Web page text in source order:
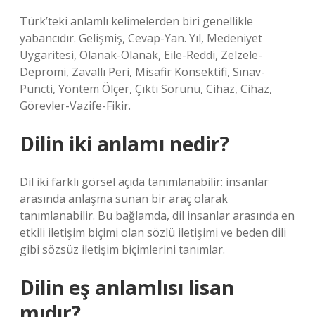
Türk’teki anlamlı kelimelerden biri genellikle
yabancıdır. Gelişmiş, Cevap-Yan. Yıl, Medeniyet
Uygaritesi, Olanak-Olanak, Eile-Reddi, Zelzele-
Depromi, Zavallı Peri, Misafir Konsektifi, Sınav-
Puncti, Yöntem Ölçer, Çıktı Sorunu, Cihaz, Cihaz,
Görevler-Vazife-Fikir.
Dilin iki anlamı nedir?
Dil iki farklı görsel açıda tanımlanabilir: insanlar
arasında anlaşma sunan bir araç olarak
tanımlanabilir. Bu bağlamda, dil insanlar arasında en
etkili iletişim biçimi olan sözlü iletişimi ve beden dili
gibi sözsüz iletişim biçimlerini tanımlar.
Dilin eş anlamlısı lisan